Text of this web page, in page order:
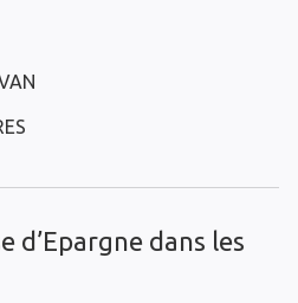
d’Epargne dans les